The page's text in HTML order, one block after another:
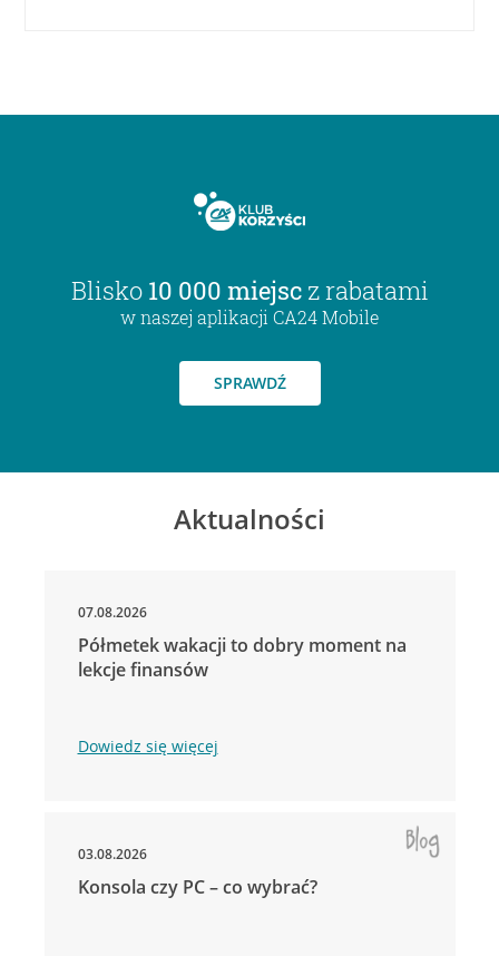
Blisko 10 000 miejsc z rabatami
w naszej aplikacji CA24 Mobile
SPRAWDŹ
Aktualności
07.08.2026
Półmetek wakacji to dobry moment na
lekcje finansów
Dowiedz się więcej
03.08.2026
Konsola czy PC – co wybrać?